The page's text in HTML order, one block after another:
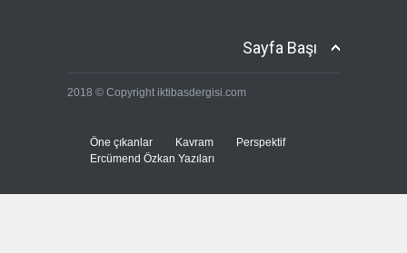
devam ediyor
Suudi Arabistan, Türkiye ve
Sayfa Başı
2018 © Copyright iktibasdergisi.com
Öne çıkanlar Kavram
Perspektif
Ercümend Özkan Yazıları